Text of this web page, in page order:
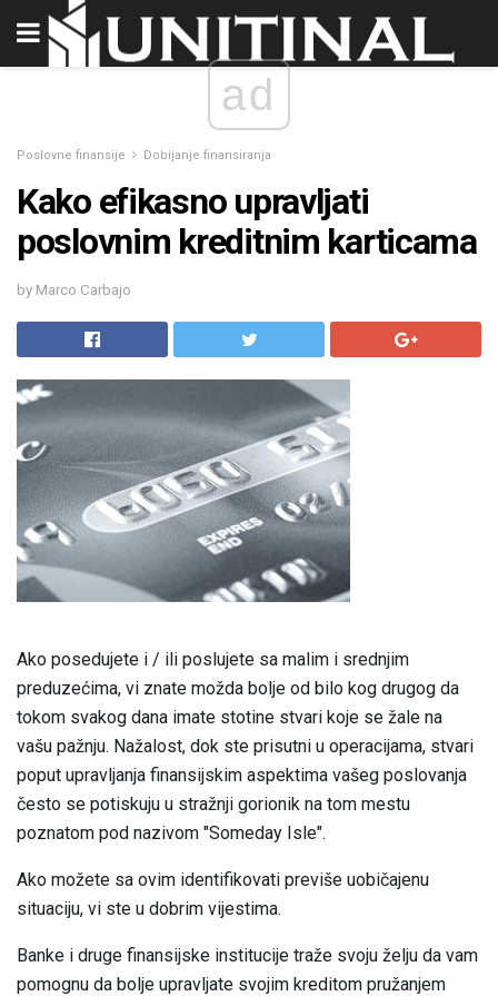
ad
Poslovne finansije Dobijanje finansiranja
Kako efikasno upravljati
poslovnim kreditnim karticama
by Marco Carbajo
Ako posedujete i / ili poslujete sa malim i srednjim
preduzećima, vi znate možda bolje od bilo kog drugog da
tokom svakog dana imate stotine stvari koje se žale na
vašu pažnju. Nažalost, dok ste prisutni u operacijama, stvari
poput upravljanja finansijskim aspektima vašeg poslovanja
često se potiskuju u stražnji gorionik na tom mestu
poznatom pod nazivom "Someday Isle".
Ako možete sa ovim identifikovati previše uobičajenu
situaciju, vi ste u dobrim vijestima.
Banke i druge finansijske institucije traže svoju želju da vam
pomognu da bolje upravljate svojim kreditom pružanjem